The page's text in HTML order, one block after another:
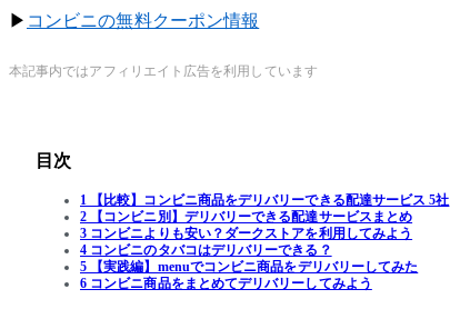
▶︎ コンビニの無料クーポン情報
本記事内ではアフィリエイト広告を利用しています
目次
1 【比較】コンビニ商品をデリバリーできる配達サービス 5社
2 【コンビニ別】デリバリーできる配達サービスまとめ
3 コンビニよりも安い？ダークストアを利用してみよう
4 コンビニのタバコはデリバリーできる？
5 【実践編】menuでコンビニ商品をデリバリーしてみた
6 コンビニ商品をまとめてデリバリーしてみよう